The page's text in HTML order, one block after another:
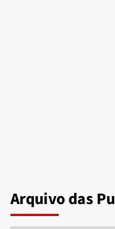
Arquivo das